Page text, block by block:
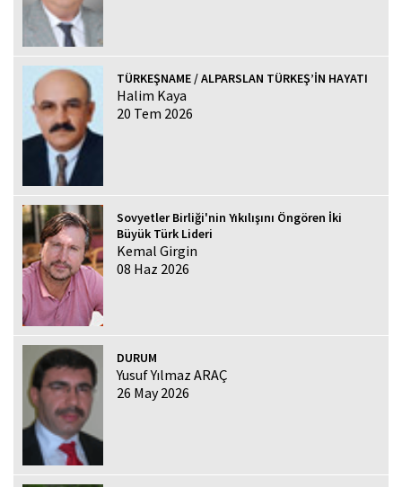
TÜRKEŞNAME / ALPARSLAN TÜRKEŞ’İN HAYATI
Halim Kaya
20 Tem 2026
Sovyetler Birliği'nin Yıkılışını Öngören İki
Büyük Türk Lideri
Kemal Girgin
08 Haz 2026
DURUM
Yusuf Yılmaz ARAÇ
26 May 2026